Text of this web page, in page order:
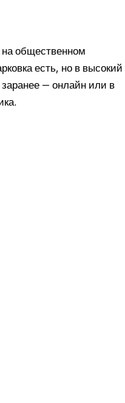
на общественном
есть, но в высокий
— онлайн или в